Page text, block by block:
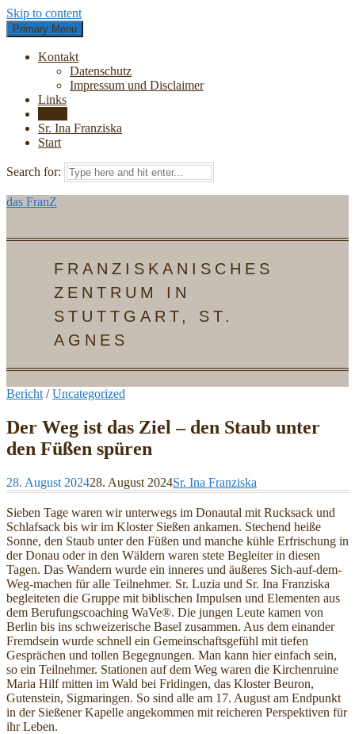
Skip to content
Primary Menu
Kontakt
Datenschutz
Impressum und Disclaimer
Links
Sr. Ina Franziska
Start
Search for:
das FranZ
FRANZISKANISCHES
ZENTRUM IN
STUTTGART, ST.
AGNES
Bericht /Uncategorized
Der Weg ist das Ziel – den Staub unter
den Füßen spüren
28. August 202428. August 2024Sr. Ina Franziska
Sieben Tage waren wir unterwegs im Donautal mit Rucksack und
Schlafsack bis wir im Kloster Sießen ankamen. Stechend heiße
Sonne, den Staub unter den Füßen und manche kühle Erfrischung in
der Donau oder in den Wäldern waren stete Begleiter in diesen
Tagen. Das Wandern wurde ein inneres und äußeres Sich-auf-dem-
Weg-machen für alle Teilnehmer. Sr. Luzia und Sr. Ina Franziska
begleiteten die Gruppe mit biblischen Impulsen und Elementen aus
dem Berufungscoaching WaVe®. Die jungen Leute kamen von
Berlin bis ins schweizerische Basel zusammen. Aus dem einander
Fremdsein wurde schnell ein Gemeinschaftsgefühl mit tiefen
Gesprächen und tollen Begegnungen. Man kann hier einfach sein,
so ein Teilnehmer. Stationen auf dem Weg waren die Kirchenruine
Maria Hilf mitten im Wald bei Fridingen, das Kloster Beuron,
Gutenstein, Sigmaringen. So sind alle am 17. August am Endpunkt
in der Sießener Kapelle angekommen mit reicheren Perspektiven für
ihr Leben.